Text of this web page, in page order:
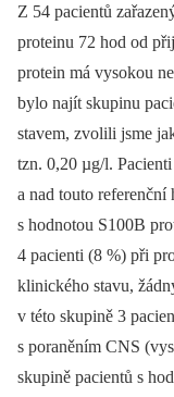
Z 54 pacientů
proteinu 72 hod od
protein má vysokou
bylo najít skupinu
stavem, zvolili jsme
tzn. 0,20 µg/l.
a nad touto
s hodnotou S100B
4 pacienti (8 %) při
klinického stavu,
v této skupině 3
s poraněním CNS
skupině pacientů s